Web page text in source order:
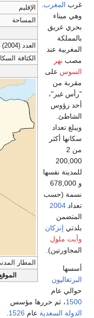
الإقليم
المساحة
العدد (2004)
الكثافة
المطار
غرب المغرب
وهي ميناء
بحري عريق
بالمملكة
المغربية عند
مصب نهر
السوس على
مقربة من
"رأس غير"،
أحد رؤوس
الشاطئ.
ويبلغ تعداد
سكانها أكثر
من 2
200,000
للمدينة نفسها
و 678,000
نسمة (حسب
تعداد 2004
المتضمن
بلدتي إنزكان
وأيت ملول
المجاورتين).
أسسها
البرتغاليون
حوالي عام
1500، ثم حررها مؤسس
الدولة السعدية عام 1526